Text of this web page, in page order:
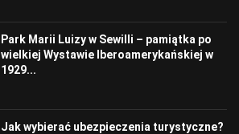
Park Marii Luizy w Sewilli – pamiątka po
wielkiej Wystawie Iberoamerykańskiej w
1929...
Jak wybierać ubezpieczenia turystyczne?